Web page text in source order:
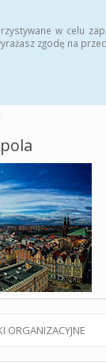
w celu
zgodę na
ORGANIZACYJNE